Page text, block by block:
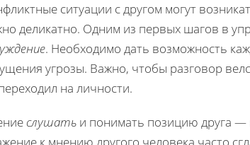
ситуации с другом могут
деликатно. Одним из первых шагов в
. Необходимо дать возможность
угрозы. Важно, чтобы разговор
на личности.
слушать и понимать позицию друга —